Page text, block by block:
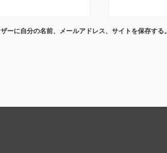
ーに自分の名前、メールアドレス、サイトを保存する。